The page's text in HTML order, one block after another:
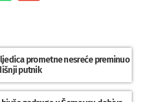
prometne nesreće preminuo
putnik